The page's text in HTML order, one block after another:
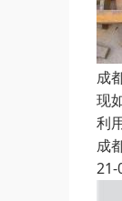
成
现
利
成
21-